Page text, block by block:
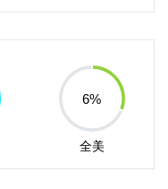
6%
全美